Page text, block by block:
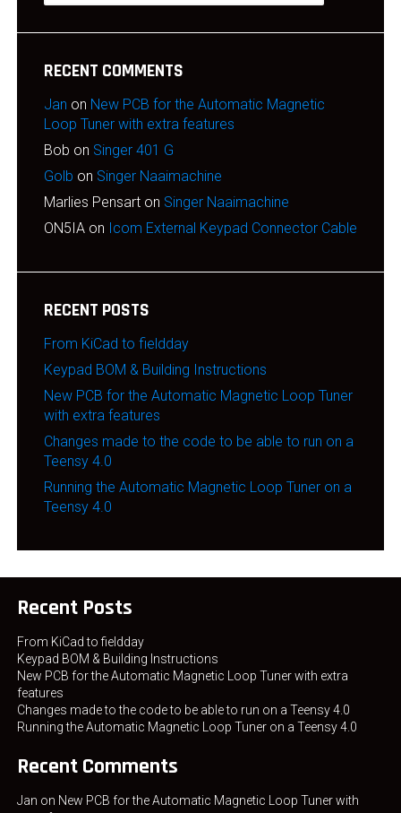
RECENT COMMENTS
Jan on New PCB for the Automatic Magnetic
Loop Tuner with extra features
Bob on Singer 401 G
Golb on Singer Naaimachine
Marlies Pensarton Singer Naaimachine
ON5IAon Icom External Keypad Connector Cable
RECENT POSTS
From KiCad to fieldday
Keypad BOM & Building Instructions
New PCB for the Automatic Magnetic Loop Tuner
with extra features
Changes made to the code to be able to run on a
Teensy 4.0
Running the Automatic Magnetic Loop Tuner on a
Teensy 4.0
Recent Posts
From KiCad to fieldday
Keypad BOM & Building Instructions
New PCB for the Automatic Magnetic Loop Tuner with extra
features
Changes made to the code to be able to run on a Teensy 4.0
Running the Automatic Magnetic Loop Tuner on a Teensy 4.0
Recent Comments
Jan on New PCB for the Automatic Magnetic Loop Tuner with